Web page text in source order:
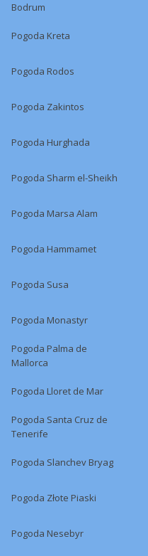
Bodrum
Pogoda Kreta
Pogoda Rodos
Pogoda Zakintos
Pogoda Hurghada
Pogoda Sharm el-Sheikh
Pogoda Marsa Alam
Pogoda Hammamet
Pogoda Susa
Pogoda Monastyr
Pogoda Palma de
Mallorca
Pogoda Lloret de Mar
Pogoda Santa Cruz de
Tenerife
Pogoda Slanchev Bryag
Pogoda Złote Piaski
Pogoda Nesebyr